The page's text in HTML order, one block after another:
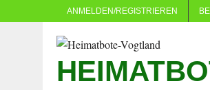
ANMELDEN/REGISTRIEREN